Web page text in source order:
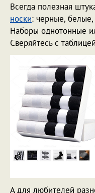
Всегда полезная
носки: черные,
Наборы однотонные
Сверяйтесь с
А для любителей